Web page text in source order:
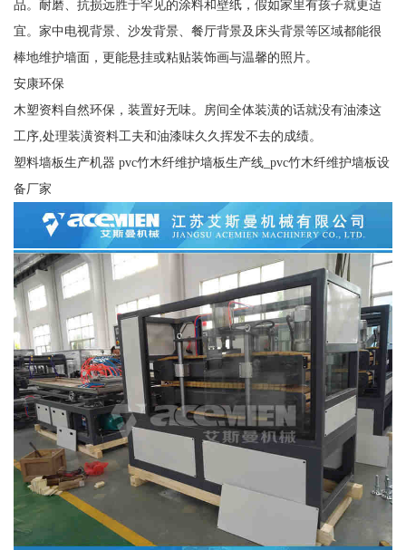
品。耐磨、抗损远胜于罕见的涂料和壁纸，假如家里有孩子就更适
宜。家中电视背景、沙发背景、餐厅背景及床头背景等区域都能很
棒地维护墙面，更能悬挂或粘贴装饰画与温馨的照片。
安康环保
木塑资料自然环保，装置好无味。房间全体装潢的话就没有油漆这
工序,处理装潢资料工夫和油漆味久久挥发不去的成绩。
塑料墙板生产机器 pvc竹木纤维护墙板生产线_pvc竹木纤维护墙板设
备厂家